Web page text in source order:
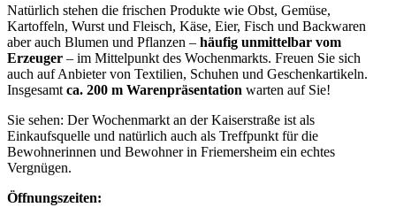
Natürlich stehen die frischen Produkte wie Obst, Gemüse,
Kartoffeln, Wurst und Fleisch, Käse, Eier, Fisch und Backwaren
aber auch Blumen und Pflanzen – häufig unmittelbar vom
Erzeuger – im Mittelpunkt des Wochenmarkts. Freuen Sie sich
auch auf Anbieter von Textilien, Schuhen und Geschenkartikeln.
Insgesamt ca. 200 m Warenpräsentation warten auf Sie!
Sie sehen: Der Wochenmarkt an der Kaiserstraße ist als
Einkaufsquelle und natürlich auch als Treffpunkt für die
Bewohnerinnen und Bewohner in Friemersheim ein echtes
Vergnügen.
Öffnungszeiten: